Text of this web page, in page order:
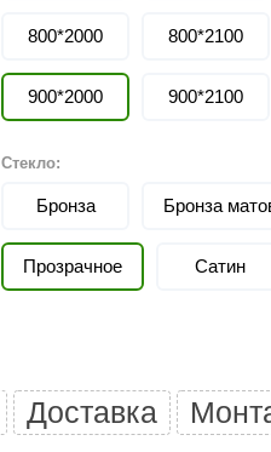
НКЗ
Торнадо
Аэровита
800*2000 800*2100
900*2000 900*2100
Стекло:
Бронза Бронза
Прозрачное Сатин
Доставка